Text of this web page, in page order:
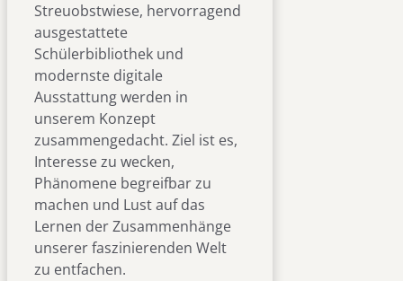
Streuobstwiese, hervorragend
ausgestattete
Schülerbibliothek und
modernste digitale
Ausstattung werden in
unserem Konzept
zusammengedacht. Ziel ist es,
Interesse zu wecken,
Phänomene begreifbar zu
machen und Lust auf das
Lernen der Zusammenhänge
unserer faszinierenden Welt
zu entfachen.